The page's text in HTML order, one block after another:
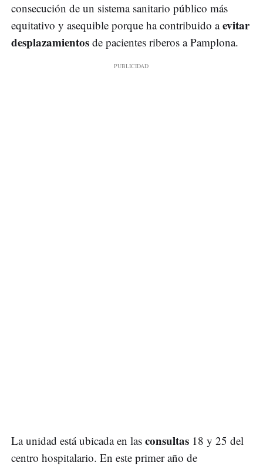
consecución de un sistema sanitario público más
equitativo y asequible porque ha contribuido aevitar
desplazamientos de pacientes riberos a Pamplona.
La unidad está ubicada en las consultas 18 y 25 del
centro hospitalario. En este primer año de